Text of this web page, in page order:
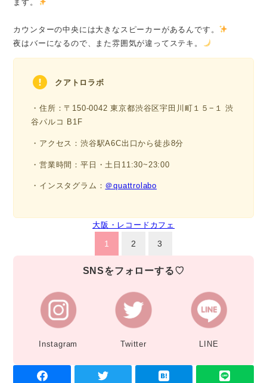
ます。
カウンターの中央には大きなスピーカーがあるんです。
夜はバーになるので、また雰囲気が違ってステキ。
クアトロラボ
・住所：〒150-0042 東京都渋谷区宇田川町１５−１ 渋
谷パルコ B1F
・アクセス：渋谷駅A6C出口から徒歩8分
・営業時間：平日・土日11:30~23:00
・インスタグラム： ＠quattrolabo
大阪・レコードカフェ
1 2 3
SNSをフォローする♡
Instagram Twitter LINE